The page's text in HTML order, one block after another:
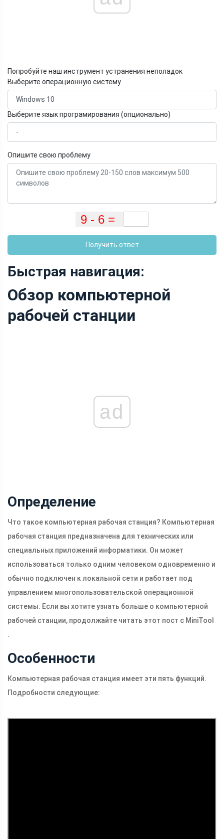
Попробуйте наш инструмент устранения неполадок
Выберите операционную систему
Выберите язык програмирования (опционально)
Опишите свою проблему
Получить ответ
Быстрая навигация:
Обзор компьютерной
рабочей станции
ad
Определение
Что такое компьютерная рабочая станция? Компьютерная
рабочая станция предназначена для технических или
специальных приложений информатики. Он может
использоваться только одним человеком одновременно и
обычно подключен к локальной сети и работает под
управлением многопользовательской операционной
системы. Если вы хотите узнать больше о компьютерной
рабочей станции, продолжайте читать этот пост с MiniTool
.
Особенности
Компьютерная рабочая станция имеет эти пять функций.
Подробности следующие: